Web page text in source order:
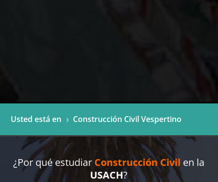
Usted está en 5 Construcción Civil Vespertino
¿Por qué estudiar Construcción Civil en la
USACH?